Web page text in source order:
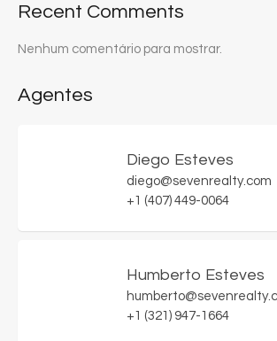
Recent Comments
Nenhum comentário para mostrar.
Agentes
Diego Esteves
diego@sevenrealty.com
+1 (407) 449-0064
Humberto Esteves
+1 (321) 947-1664